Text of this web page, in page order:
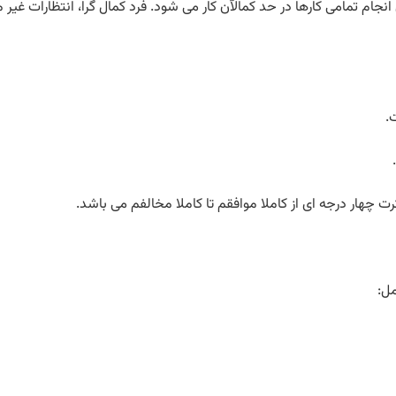
انجام تمامی کارها در حد کمالآن کار می شود. فرد کمال گرا، انتظارات